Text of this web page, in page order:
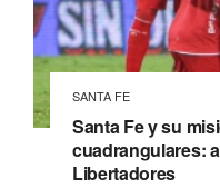
SANTA FE
Santa Fe y su
cuadrangulares:
Libertadores